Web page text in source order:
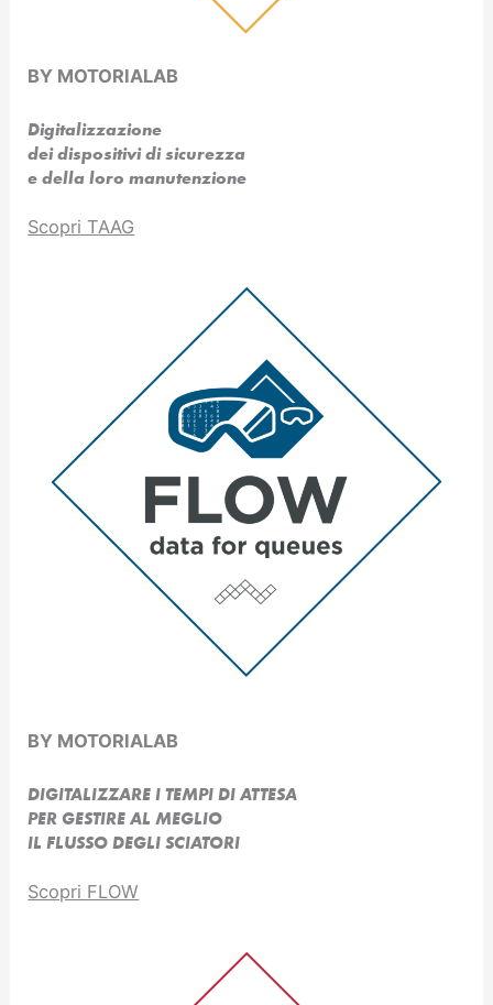
BY MOTORIALAB
Digitalizzazione
dei dispositivi di sicurezza
e della loro manutenzione
Scopri TAAG
BY MOTORIALAB
DIGITALIZZARE I TEMPI DI ATTESA
PER GESTIRE AL MEGLIO
IL FLUSSO DEGLI SCIATORI
Scopri FLOW